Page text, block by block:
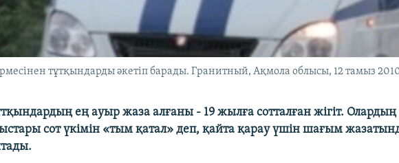
тұтқындарды әкетіп барады. Гранитный, Ақмола облысы, 12 тамыз
ең ауыр жаза алғаны - 19 жылға сотталған жігіт. Олардың
сот үкімін «тым қатал» деп, қайта қарау үшін шағым